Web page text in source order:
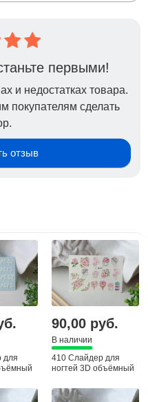
первыми!
и недостатках товара.
покупателям сделать
отзыв
для
90,00 руб.
В наличии
410 Слайдер для
ногтей 3D объёмный